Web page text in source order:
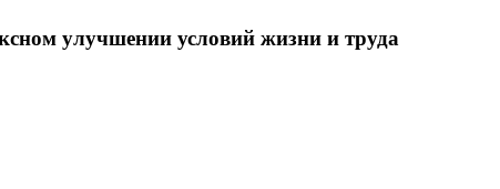
улучшении условий жизни и труда